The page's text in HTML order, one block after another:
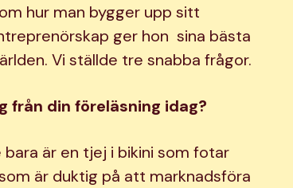
hur man bygger upp sitt
ger hon sina bästa
Vi ställde tre snabba frågor.
från din föreläsning idag?
är en tjej i bikini som fotar
är duktig på att marknadsföra